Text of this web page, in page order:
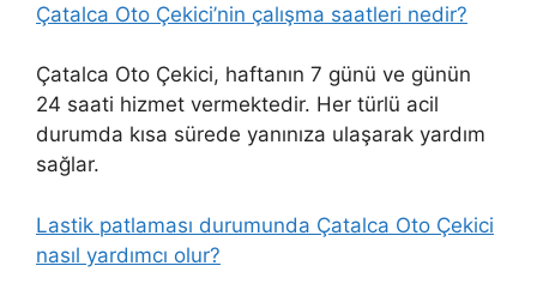
Çatalca Oto Çekici’nin çalışma saatleri nedir?
Çatalca Oto Çekici, haftanın 7 günü ve günün
24 saati hizmet vermektedir. Her türlü acil
durumda kısa sürede yanınıza ulaşarak yardım
sağlar.
Lastik patlaması durumunda Çatalca Oto Çekici
nasıl yardımcı olur?